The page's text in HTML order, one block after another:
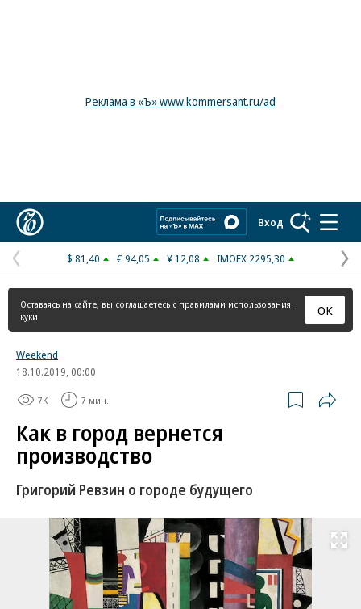
Реклама в «Ъ» www.kommersant.ru/ad
Вход
Предыдущая
страница
$ 81,40 € 94,05 ¥ 12,08 IMOEX 2295,30
Оставаясь на сайте, вы соглашаетесь с правилами использования
куки
ОК
Weekend
18.10.2019, 00:00
7K 7 мин.
Как в город вернется
производство
Григорий Ревзин о городе будущего
Развернуть